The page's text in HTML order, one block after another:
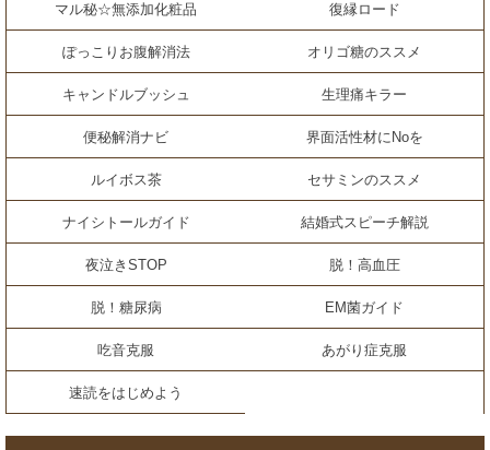
マル秘☆無添加化粧品 復縁ロード
ぽっこりお腹解消法 オリゴ糖のススメ
キャンドルブッシュ 生理痛キラー
便秘解消ナビ 界面活性材にNoを
ルイボス茶 セサミンのススメ
ナイシトールガイド 結婚式スピーチ解説
夜泣きSTOP 脱！高血圧
脱！糖尿病 EM菌ガイド
吃音克服 あがり症克服
速読をはじめよう